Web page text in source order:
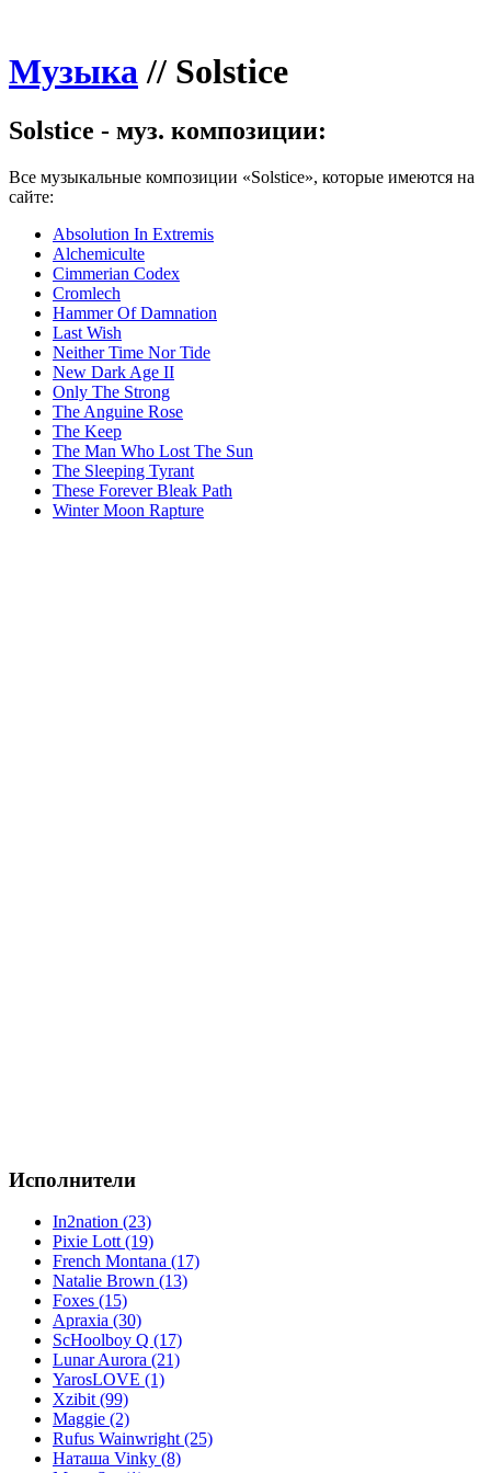
Музыка// Solstice
Solstice - муз. композиции:
Все музыкальные композиции «Solstice», которые имеются на
сайте:
Absolution In Extremis
Alchemiculte
Cimmerian Codex
Cromlech
Hammer Of Damnation
Last Wish
Neither Time Nor Tide
New Dark Age II
Only The Strong
The Anguine Rose
The Keep
The Man Who Lost The Sun
The Sleeping Tyrant
These Forever Bleak Path
Winter Moon Rapture
Исполнители
In2nation (23)
Pixie Lott (19)
French Montana (17)
Natalie Brown (13)
Foxes (15)
Apraxia (30)
ScHoolboy Q (17)
Lunar Aurora (21)
YarosLOVE (1)
Xzibit (99)
Maggie (2)
Rufus Wainwright (25)
Наташа Vinky (8)